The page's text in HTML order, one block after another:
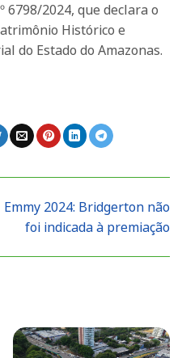
6798/2024, que declara o
Histórico e
do Estado do Amazonas.
Emmy 2024: Bridgerton não
foi indicada à premiação